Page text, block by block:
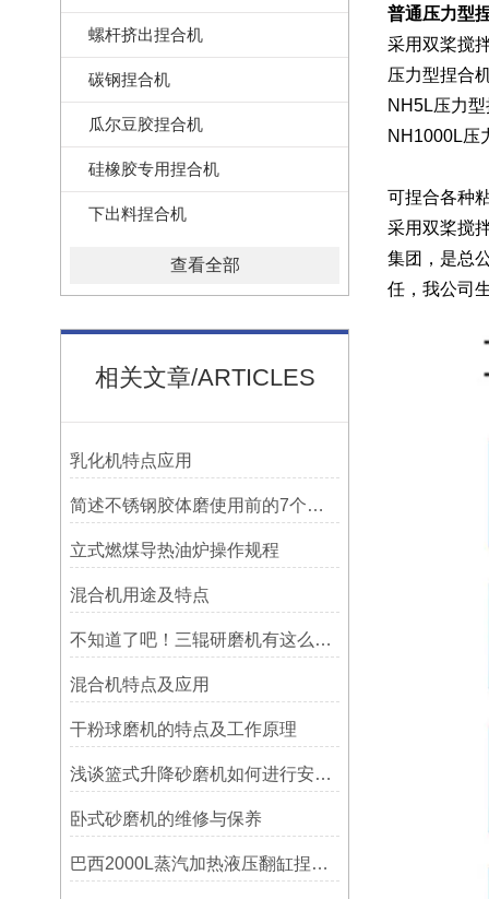
螺杆挤出捏合机
碳钢捏合机
瓜尔豆胶捏合机
硅橡胶专用捏合机
下出料捏合机
查看全部
相关文章/ARTICLES
乳化机特点应用
简述不锈钢胶体磨使用前的7个准备工作
立式燃煤导热油炉操作规程
混合机用途及特点
不知道了吧！三辊研磨机有这么多的优点
混合机特点及应用
干粉球磨机的特点及工作原理
浅谈篮式升降砂磨机如何进行安装维护
卧式砂磨机的维修与保养
巴西2000L蒸汽加热液压翻缸捏合机
普通压力型
采用双桨搅
压力型捏合
NH5L压力
NH1000L压
可捏合各种
采用双桨搅
集团，是总
任，我公司